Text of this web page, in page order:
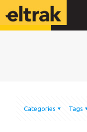
Categories Tags